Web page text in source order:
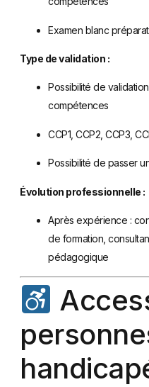
Examen blanc
Type de validation :
Possibilité de
compétences
CCP1, CCP2, CCP3,
Possibilité de passer
Évolution professionnelle :
Après expérience :
de formation,
pédagogique